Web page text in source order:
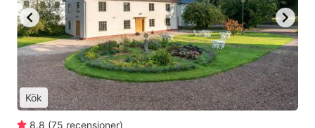
Kök
8.8 (75 recensioner)